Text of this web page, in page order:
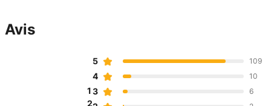
Avis
1
2
5 109
4 10
3 6